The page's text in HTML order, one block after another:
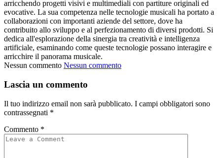
arricchendo progetti visivi e multimediali con partiture originali ed
evocative. La sua competenza nelle tecnologie musicali ha portato a
collaborazioni con importanti aziende del settore, dove ha
contribuito allo sviluppo e al perfezionamento di diversi prodotti. Si
dedica all'esplorazione della sinergia tra creatività e intelligenza
artificiale, esaminando come queste tecnologie possano interagire e
arricchire il panorama musicale.
Nessun commento Nessun commento
Lascia un commento
Il tuo indirizzo email non sarà pubblicato. I campi obbligatori sono
contrassegnati *
Commento *